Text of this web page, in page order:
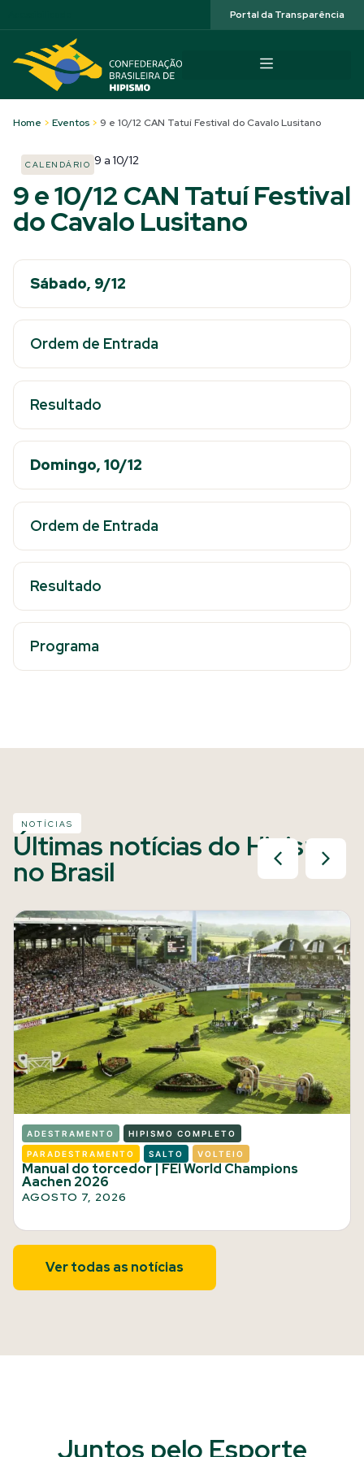
Portal da Transparência
Home > Eventos > 9 e 10/12 CAN Tatuí Festival do Cavalo Lusitano
CALENDÁRIO 9 a 10/12
9 e 10/12 CAN Tatuí Festival
do Cavalo Lusitano
Sábado, 9/12
Ordem de Entrada
Resultado
Domingo, 10/12
Ordem de Entrada
Resultado
Programa
NOTÍCIAS
Últimas notícias do Hipismo
no Brasil
ADESTRAMENTO HIPISMO COMPLETO
PARADESTRAMENTO SALTO VOLTEIO
Manual do torcedor | FEI World Champions
Aachen 2026
AGOSTO 7, 2026
Ver todas as notícias
Juntos pelo Esporte